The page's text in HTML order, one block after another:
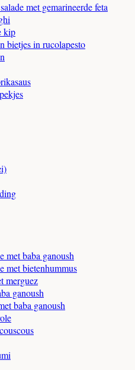
met gemarineerde feta
kip
bietjes in rucolapesto
met baba ganoush
met bietenhummus
merguez
ganoush
baba ganoush